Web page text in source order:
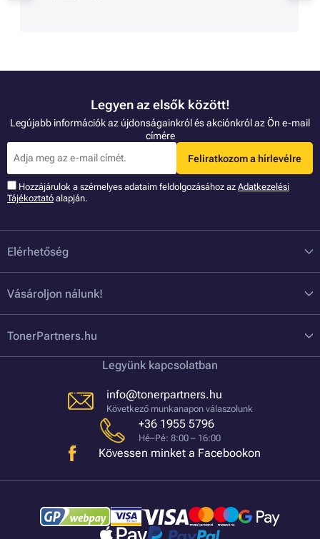
Legyen az elsők között!
Legújabb információk az újdonságainkról és akciónkról az Ön e-mail
címére
Feliratkozom a hírlevélre
Hozzájárulok a szémelyes adataim feldolgozásához az Adatkezelési
Tájékoztató alapján.
Elérhetőség
Vásároljon nálunk!
TonerPartners.hu
Legyünk kapcsolatban
info@tonerpartners.hu
Következő munkanapon válaszolunk
+36 1955 5796
Hé–Pé: 8:00 – 16:00
Kövessen minket a Facebookon